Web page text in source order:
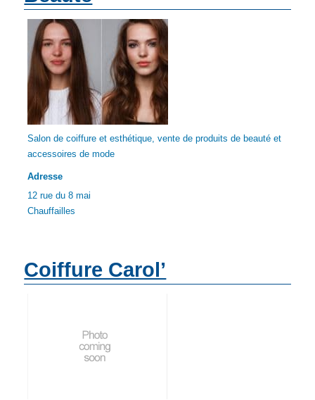
Salon de coiffure et esthétique, vente de produits de beauté et
accessoires de mode
Adresse
12 rue du 8 mai
Chauffailles
Coiffure Carol’